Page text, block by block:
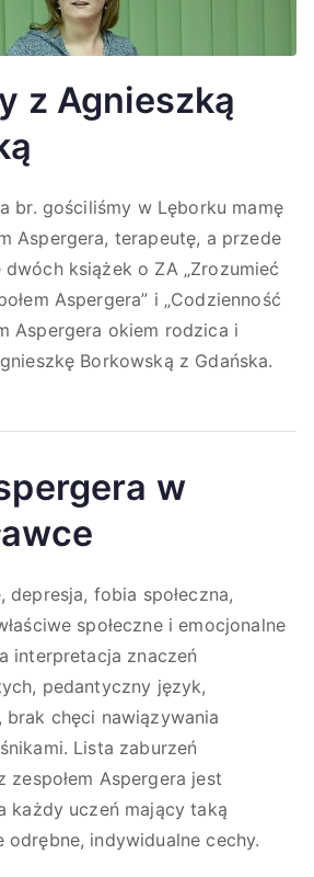
z Agnieszką
br. gościliśmy w Lęborku mamę
Aspergera, terapeutę, a przede
książek o ZA „Zrozumieć
Aspergera” i „Codzienność
Aspergera okiem rodzica i
Borkowską z Gdańska.
w
depresja, fobia społeczna,
społeczne i emocjonalne
interpretacja znaczeń
pedantyczny język,
chęci nawiązywania
Lista zaburzeń
zespołem Aspergera jest
każdy uczeń mający taką
odrębne, indywidualne cechy.